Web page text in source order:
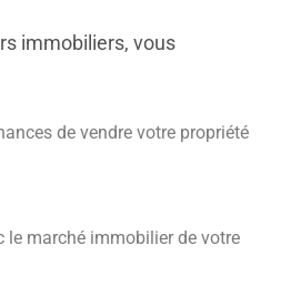
immobiliers, vous
de vendre votre propriété
le marché immobilier de votre